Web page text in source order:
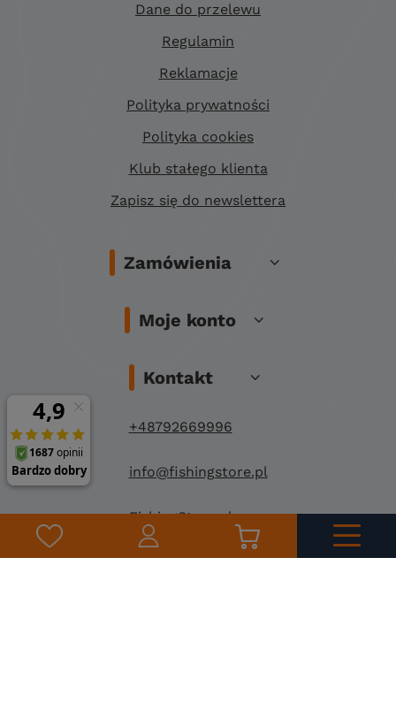
Dane do przelewu
Regulamin
Reklamacje
Polityka prywatności
Polityka cookies
Klub stałego klienta
Zapisz się do newslettera
Zamówienia
Moje konto
Kontakt
+48792669996
info@fishingstore.pl
FishingStore.pl
Kuznocin 1